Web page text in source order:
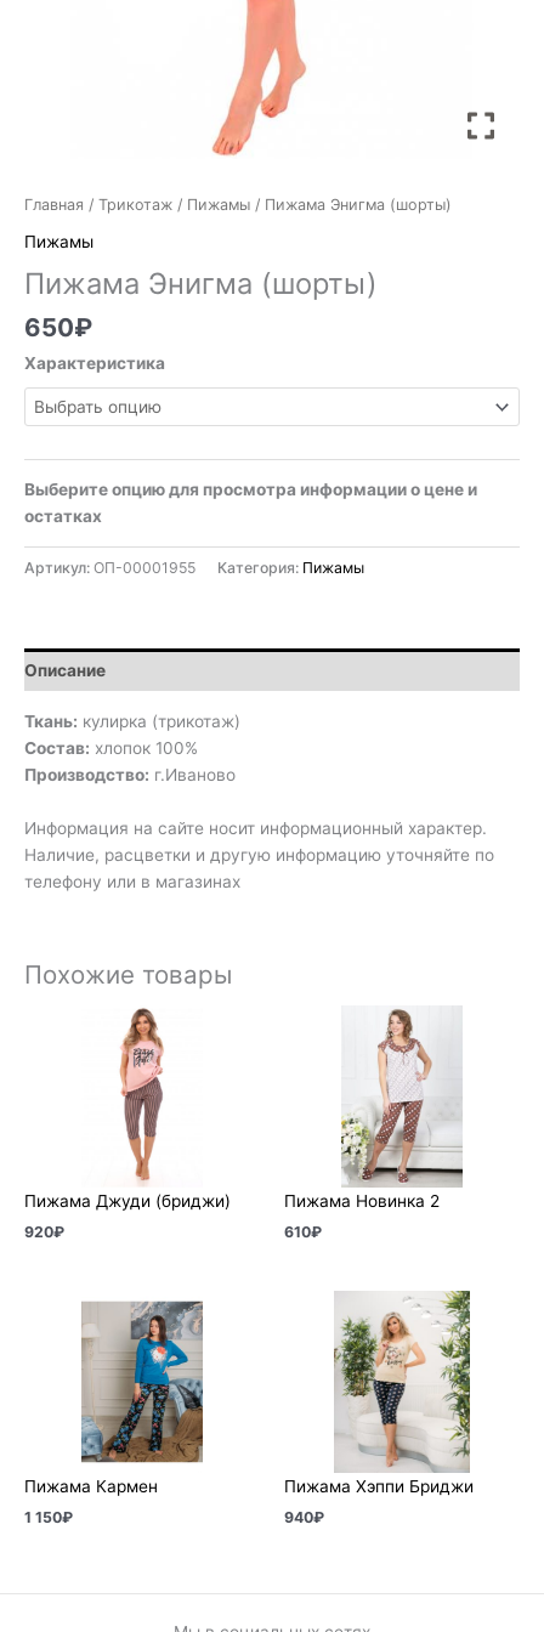
Главная / Трикотаж / Пижамы / Пижама Энигма (шорты)
Пижамы
Пижама Энигма (шорты)
650₽
Характеристика
Выберите опцию для просмотра информации о цене и
остатках
Артикул: ОП-00001955 Категория: Пижамы
Описание
Ткань: кулирка (трикотаж)
Состав: хлопок 100%
Производство: г.Иваново
Информация на сайте носит информационный характер.
Наличие, расцветки и другую информацию уточняйте по
телефону или в магазинах
Похожие товары
Пижама Джуди (бриджи)
920₽
Пижама Новинка 2
610₽
Пижама Кармен
1 150₽
Пижама Хэппи Бриджи
940₽